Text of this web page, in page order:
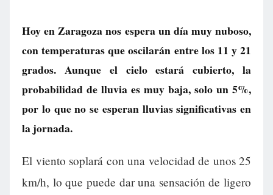
Hoy en Zaragoza nos espera un día muy nuboso,
con temperaturas que oscilarán entre los 11 y 21
grados. Aunque el cielo estará cubierto, la
probabilidad de lluvia es muy baja, solo un 5%,
por lo que no se esperan lluvias significativas en
la jornada.
El viento soplará con una velocidad de unos 25
km/h, lo que puede dar una sensación de ligero